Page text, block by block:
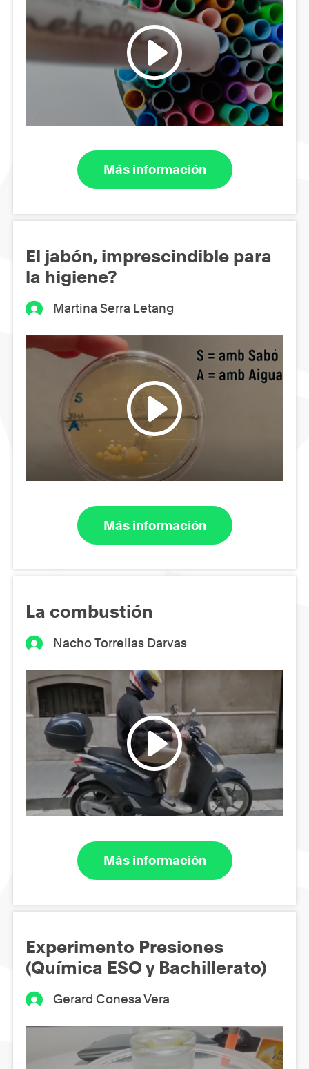
Más información
El jabón, imprescindible para
la higiene?
Martina Serra Letang
Más información
La combustión
Nacho Torrellas Darvas
Más información
Experimento Presiones
(Química ESO y Bachillerato)
Gerard Conesa Vera